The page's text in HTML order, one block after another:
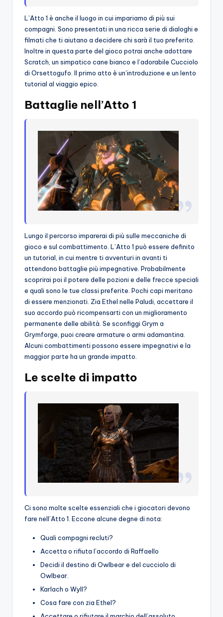
L’Atto 1 è anche il luogo in cui impariamo di più sui
compagni. Sono presentati in una ricca serie di dialoghi e
filmati che ti aiutano a decidere chi sarà il tuo preferito.
Inoltre in questa parte del gioco potrai anche adottare
Scratch, un simpatico cane bianco e l’adorabile Cucciolo
di Orsettogufo. Il primo atto è un’introduzione e un lento
tutorial al viaggio epico.
Battaglie nell’Atto 1
Lungo il percorso imparerai di più sulle meccaniche di
gioco e sul combattimento. L’Atto 1 può essere definito
un tutorial, in cui mentre ti avventuri in avanti ti
attendono battaglie più impegnative. Probabilmente
scoprirai poi il potere delle pozioni e delle frecce speciali
e quali sono le tue classi preferite. Pochi capi meritano
di essere menzionati. Zia Ethel nelle Paludi, accettare il
suo accordo può ricompensarti con un miglioramento
permanente delle abilità. Se sconfiggi Grym a
Grymforge, puoi creare armature o armi adamantina.
Alcuni combattimenti possono essere impegnativi e la
maggior parte ha un grande impatto.
Le scelte di impatto
Ci sono molte scelte essenziali che i giocatori devono
fare nell’Atto 1. Eccone alcune degne di nota:
Quali compagni recluti?
Accetta o rifiuta l’accordo di Raffaello
Decidi il destino di Owlbear e del cucciolo di
Owlbear.
Karlach o Wyll?
Cosa fare con zia Ethel?